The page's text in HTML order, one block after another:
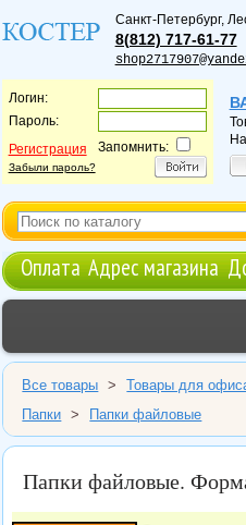
Санкт-Петербург,
8(812) 717-61-77
Логин:
Пароль:
Регистрация
Забыли пароль?
Запомнить:
Оплата Адрес магазина
Все товары > Товары для
Папки
> Папки файловые
Папки файловые.